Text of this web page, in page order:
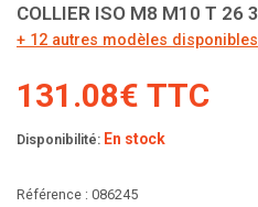
COLLIER ISO M8 M10 T 26
+ 12 autres modèles disponibles
131.08€ TTC
Disponibilité: En stock
Référence : 086245